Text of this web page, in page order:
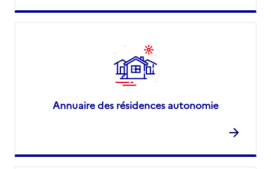
Annuaire des résidences autonomie